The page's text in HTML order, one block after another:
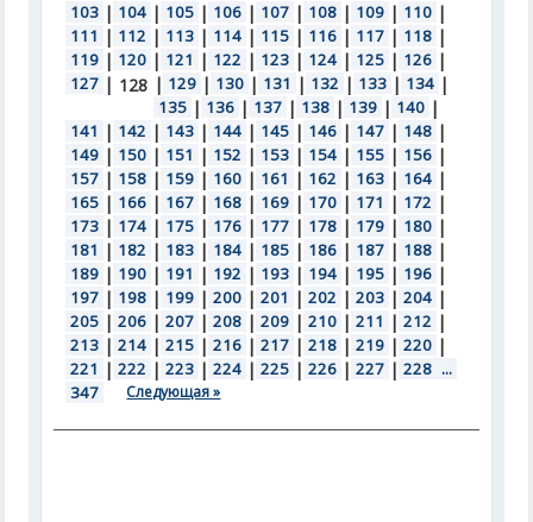
103 | 104 | 105 | 106 | 107 | 108 | 109 | 110 |
111 | 112 | 113 | 114 | 115 | 116 | 117 | 118 |
119 | 120 | 121 | 122 | 123 | 124 | 125 | 126 |
127 | 128 | 129 | 130 | 131 | 132 | 133 | 134 |
135 | 136 | 137 | 138 | 139 | 140 |
141 | 142 | 143 | 144 | 145 | 146 | 147 | 148 |
149 | 150 | 151 | 152 | 153 | 154 | 155 | 156 |
157 | 158 | 159 | 160 | 161 | 162 | 163 | 164 |
165 | 166 | 167 | 168 | 169 | 170 | 171 | 172 |
173 | 174 | 175 | 176 | 177 | 178 | 179 | 180 |
181 | 182 | 183 | 184 | 185 | 186 | 187 | 188 |
189 | 190 | 191 | 192 | 193 | 194 | 195 | 196 |
197 | 198 | 199 | 200 | 201 | 202 | 203 | 204 |
205 | 206 | 207 | 208 | 209 | 210 | 211 | 212 |
213 | 214 | 215 | 216 | 217 | 218 | 219 | 220 |
221 | 222 | 223 | 224 | 225 | 226 | 227 | 228 ...
347
Следующая »